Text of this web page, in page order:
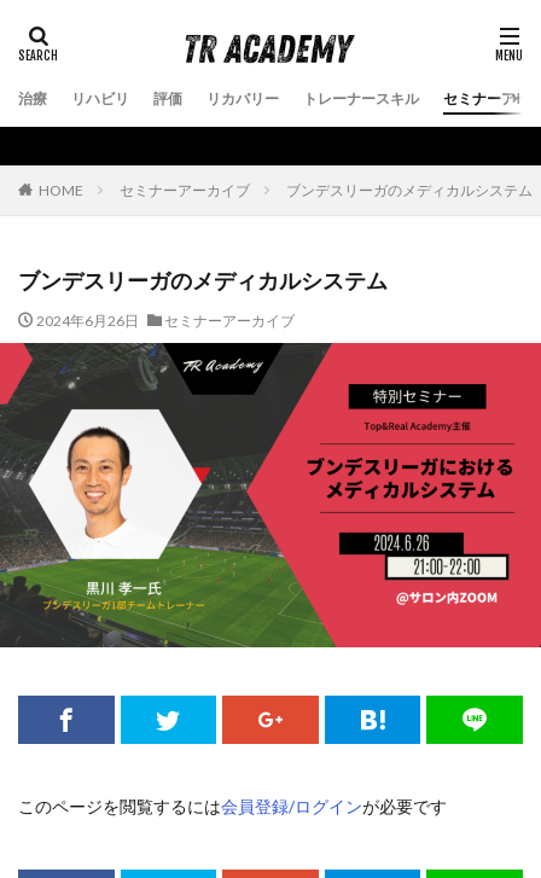
治療 リハビリ 評価 リカバリー トレーナースキル セミナーアー
HOME セミナーアーカイブ ブンデスリーガのメディカルシステム
ブンデスリーガのメディカルシステム
2024年6月26日 セミナーアーカイブ
このページを閲覧するには会員登録/ログインが必要です